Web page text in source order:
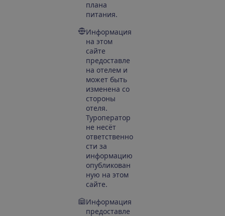
плана
питания.
Информация
на этом
сайте
предоставле
на отелем и
может быть
изменена со
стороны
отеля.
Туроператор
не несёт
ответственно
сти за
информацию
опубликован
ную на этом
сайте.
Информация
предоставле